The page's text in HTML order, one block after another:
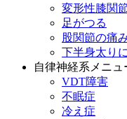
変形性膝関
足がつる
股関節の痛
下半身太り
自律神経系メニュ
VDT障害
不眠症
冷え症